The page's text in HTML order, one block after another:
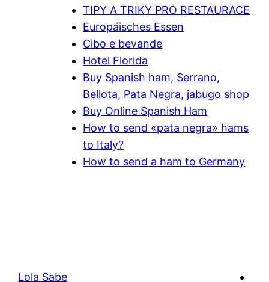
TIPY A TRIKY PRO RESTAURACE
Europäisches Essen
Cibo e bevande
Hotel Florida
Buy Spanish ham, Serrano,
Bellota, Pata Negra, jabugo shop
Buy Online Spanish Ham
How to send «pata negra» hams
to Italy?
How to send a ham to Germany
Lola Sabe